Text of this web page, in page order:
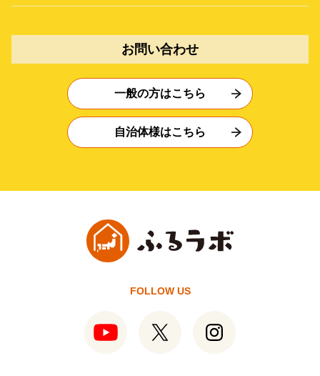
お問い合わせ
一般の方はこちら
自治体様はこちら
FOLLOW US